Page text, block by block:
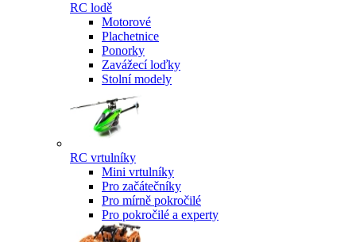
RC lodě
Motorové
Plachetnice
Ponorky
Zavážecí loďky
Stolní modely
RC vrtulníky
Mini vrtulníky
Pro začátečníky
Pro mírně pokročilé
Pro pokročilé a experty